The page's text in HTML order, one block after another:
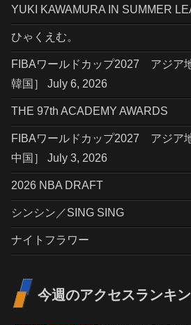
YUKI KAWAMURA IN SUMMER
ひゃくえむ。
FIBAワールドカップ2027 アジア
韓国］ July 6, 2026
THE 97th ACADEMY AWARDS
FIBAワールドカップ2027 アジア
中国］ July 3, 2026
2026 NBA DRAFT
シンシン／SING SING
ナイトフラワー
今週のアクセスランキ